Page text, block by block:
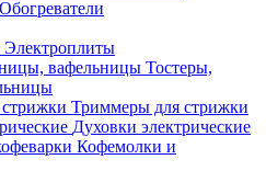
Обогреватели
Электроплиты
Тостеры,
Триммеры для стрижки
Духовки электрические
Кофемолки и